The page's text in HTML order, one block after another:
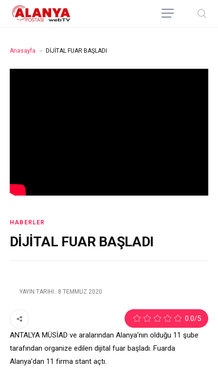
Anasayfa DİJİTAL FUAR BAŞLADI
HABERLER
DİJİTAL FUAR BAŞLADI
YAYIN TARIHI: 8 TEMMUZ 2020
0.0/5
ANTALYA MÜSİAD ve aralarından Alanya’nın olduğu 11 şube
tarafından organize edilen dijital fuar başladı. Fuarda
Alanya’dan 11 firma stant açtı.